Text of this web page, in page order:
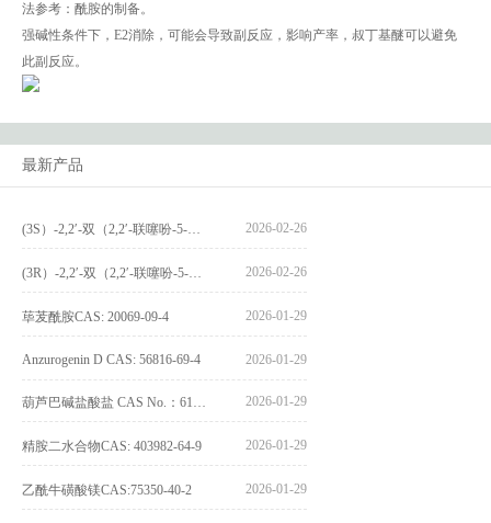
法参考：酰胺的制备。
强碱性条件下，E2消除，可能会导致副反应，影响产率，叔丁基醚可以避免
此副反应。
最新产品
2026-02-26
2026-02-26
荜茇酰胺CAS: 20069-09-4 2026-01-29
Anzurogenin D CAS: 56816-69-4 2026-01-29
2026-01-29
精胺二水合物CAS: 403982-64-9 2026-01-29
乙酰牛磺酸镁CAS:75350-40-2 2026-01-29